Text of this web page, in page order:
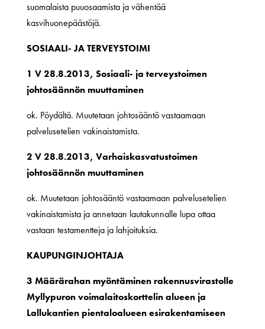
suomalaista puuosaamista ja vähentää
kasvihuonepäästöjä.
SOSIAALI- JA TERVEYSTOIMI
1 V 28.8.2013, Sosiaali- ja terveystoimen
johtosäännön muuttaminen
ok. Pöydältä. Muutetaan johtosääntö vastaamaan
palvelusetelien vakinaistamista.
2 V 28.8.2013, Varhaiskasvatustoimen
johtosäännön muuttaminen
ok. Muutetaan johtosääntö vastaamaan palvelusetelien
vakinaistamista ja annetaan lautakunnalle lupa ottaa
vastaan testamentteja ja lahjoituksia.
KAUPUNGINJOHTAJA
3 Määrärahan myöntäminen rakennusvirastolle
Myllypuron voimalaitoskorttelin alueen ja
Lallukantien pientaloalueen esirakentamiseen